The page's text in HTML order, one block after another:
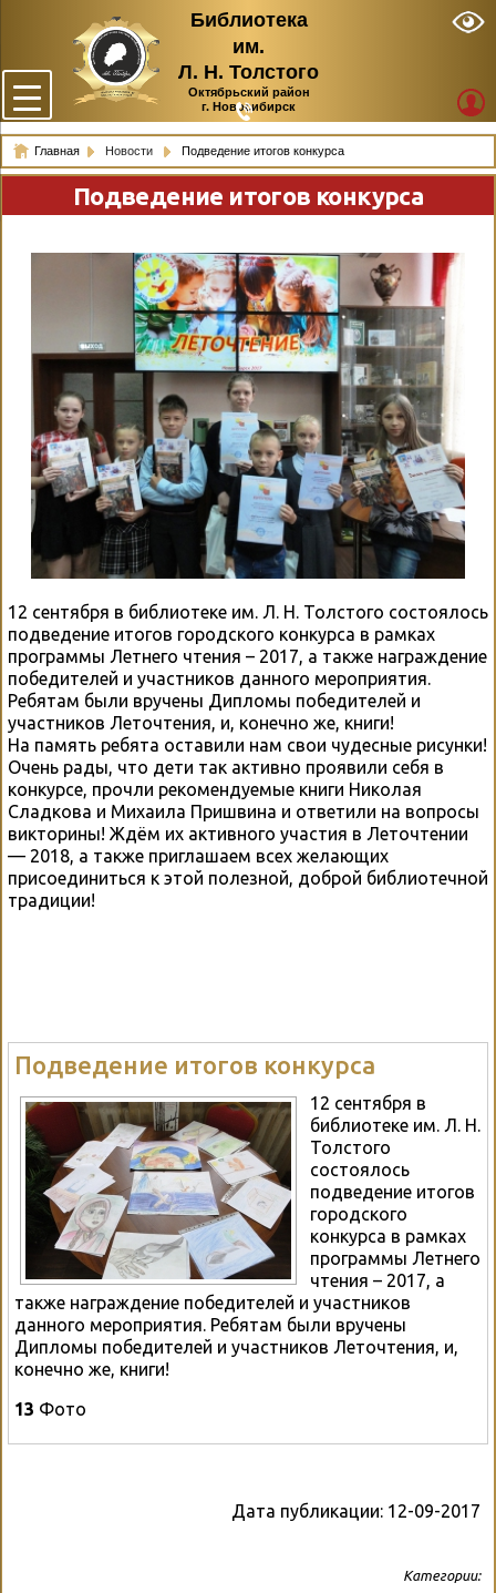
Библиотека
им.
Л. Н. Толстого
Октябрьский район
г. Новосибирск
Главная Новости Подведение итогов конкурса
Подведение итогов конкурса
12 сентября в библиотеке им. Л. Н. Толстого состоялось
подведение итогов городского конкурса в рамках
программы Летнего чтения – 2017, а также награждение
победителей и участников данного мероприятия.
Ребятам были вручены Дипломы победителей и
участников Леточтения, и, конечно же, книги!
На память ребята оставили нам свои чудесные рисунки!
Очень рады, что дети так активно проявили себя в
конкурсе, прочли рекомендуемые книги Николая
Сладкова и Михаила Пришвина и ответили на вопросы
викторины! Ждём их активного участия в Леточтении
— 2018, а также приглашаем всех желающих
присоединиться к этой полезной, доброй библиотечной
традиции!
Подведение итогов конкурса
12 сентября в
библиотеке им. Л. Н.
Толстого
состоялось
подведение итогов
городского
конкурса в рамках
программы Летнего
чтения – 2017, а
также награждение победителей и участников
данного мероприятия. Ребятам были вручены
Дипломы победителей и участников Леточтения, и,
конечно же, книги!
13 Фото
Дата публикации: 12-09-2017
Категории: